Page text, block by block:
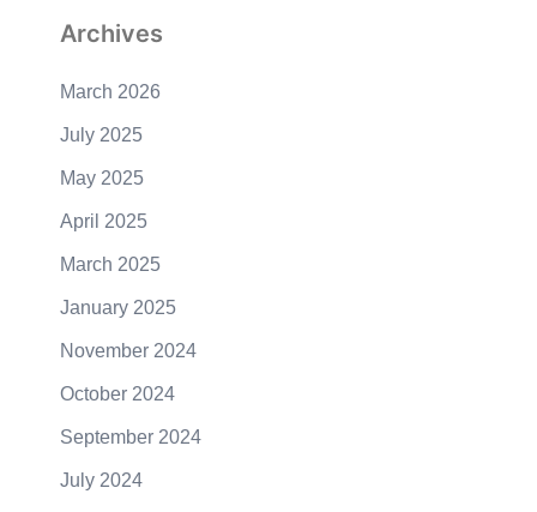
Archives
March 2026
July 2025
May 2025
April 2025
March 2025
January 2025
November 2024
October 2024
September 2024
July 2024